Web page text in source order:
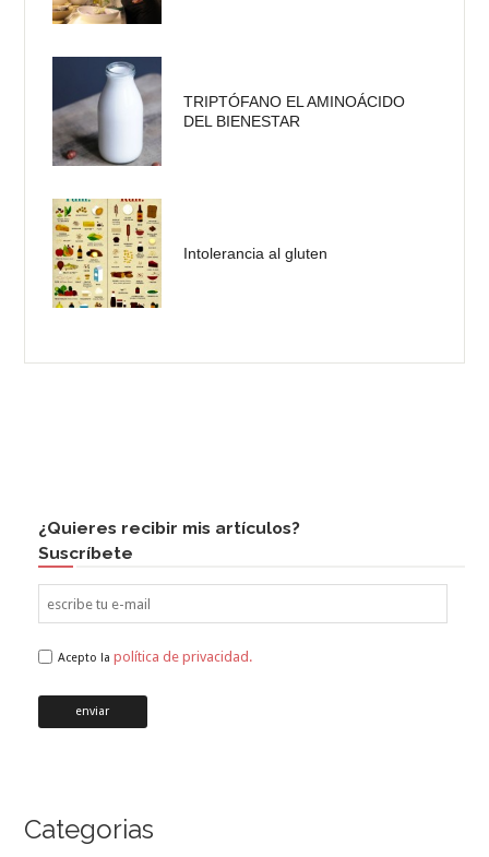
TRIPTÓFANO EL AMINOÁCIDO
DEL BIENESTAR
Intolerancia al gluten
¿Quieres recibir mis artículos?
Suscríbete
Acepto la política de privacidad.
Categorias